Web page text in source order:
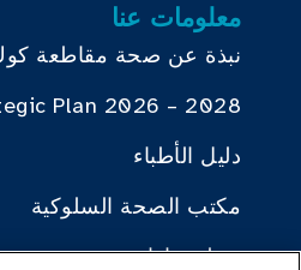
معلومات عنا
نبذة عن صحة مقاطعة
Plan 2026 – 2028
دليل الأطباء
مكتب الصحة السلوكية
مجلس إدارة